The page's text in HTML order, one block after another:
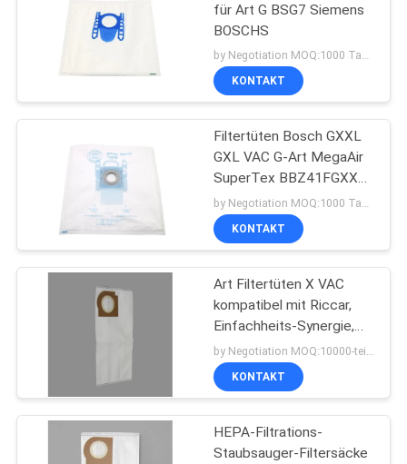
Staubsauger Hepa-
Filter
Staubsauger-
für Art G BSG7 Siemens
BOSCHS
by Negotiation MOQ:1000 Tasche/Taschen
KONTAKT
Filtertüten Bosch GXXL
GXL VAC G-Art MegaAir
SuperTex BBZ41FGXXL
SIEMENS BSG6
by Negotiation MOQ:1000 Tasche/Taschen
KONTAKT
Art Filtertüten X VAC
kompatibel mit Riccar,
Einfachheits-Synergie,
Strahlen-Senkrechte
KONTAKT
HEPA-Filtrations-
Staubsauger-Filtersäcke